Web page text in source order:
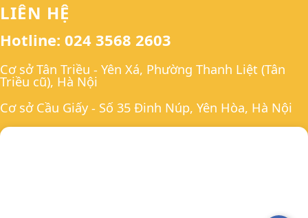
LIÊN HỆ
Hotline: 024 3568 2603
Cơ sở Tân Triều - Yên Xá, Phường Thanh Liệt (Tân
Triều cũ), Hà Nội
Cơ sở Cầu Giấy - Số 35 Đinh Núp, Yên Hòa, Hà Nội